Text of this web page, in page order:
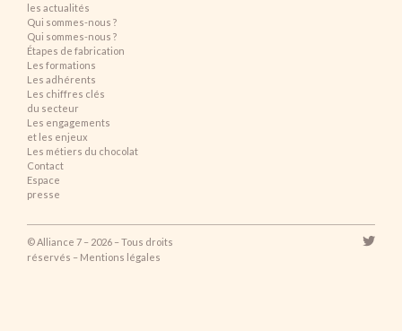
les actualités
Qui sommes-nous ?
Qui sommes-nous ?
Étapes de fabrication
Les formations
Les adhérents
Les chiffres clés
du secteur
Les engagements
et les enjeux
Les métiers du chocolat
Contact
Espace
presse
© Alliance 7 – 2026 – Tous droits
réservés – Mentions légales